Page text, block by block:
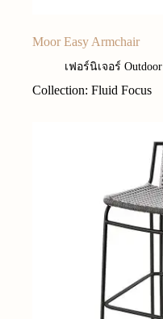
Moor Easy Armchair
เฟอร์นิเจอร์ Outdoor
Collection: Fluid Focus